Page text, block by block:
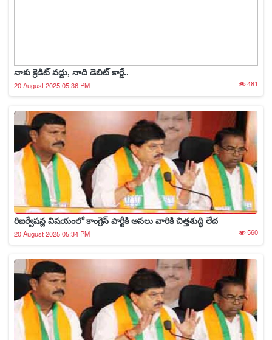
నాకు క్రెడిట్ వద్దు, నాది డెబిట్ కార్డే..
20 August 2025 05:36 PM 481
రిజర్వేషన్ల విషయంలో కాంగ్రెస్ పార్టీకి అసలు వారికి చిత్తశుద్ధి లేద
20 August 2025 05:34 PM 560